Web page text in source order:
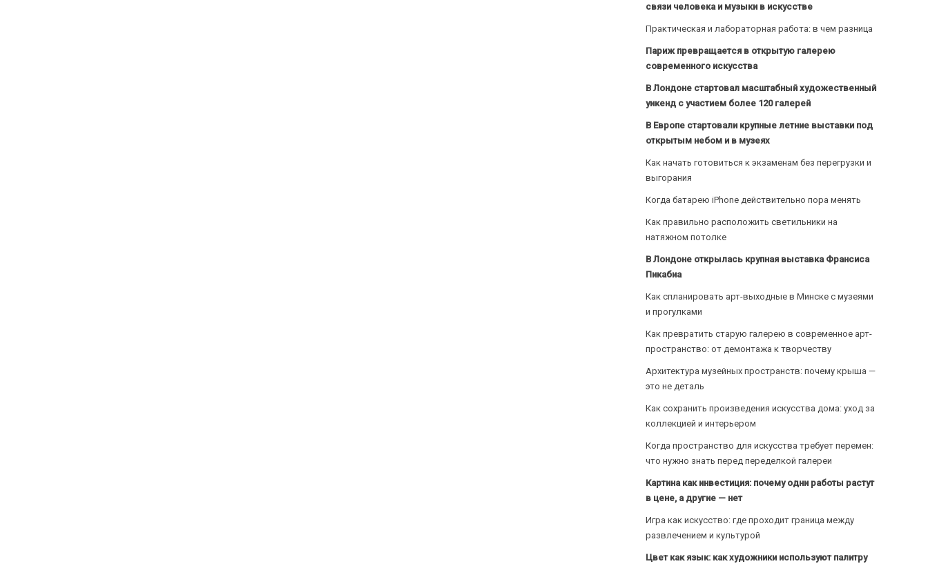
связи человека и музыки в искусстве
Практическая и лабораторная работа: в чем разница
Париж превращается в открытую галерею
современного искусства
В Лондоне стартовал масштабный художественный
уикенд с участием более 120 галерей
В Европе стартовали крупные летние выставки под
открытым небом и в музеях
Как начать готовиться к экзаменам без перегрузки и
выгорания
Когда батарею iPhone действительно пора менять
Как правильно расположить светильники на
натяжном потолке
В Лондоне открылась крупная выставка Франсиса
Пикабиа
Как спланировать арт-выходные в Минске с музеями
и прогулками
Как превратить старую галерею в современное арт-
пространство: от демонтажа к творчеству
Архитектура музейных пространств: почему крыша —
это не деталь
Как сохранить произведения искусства дома: уход за
коллекцией и интерьером
Когда пространство для искусства требует перемен:
что нужно знать перед переделкой галереи
Картина как инвестиция: почему одни работы растут
в цене, а другие — нет
Игра как искусство: где проходит граница между
развлечением и культурой
Цвет как язык: как художники используют палитру